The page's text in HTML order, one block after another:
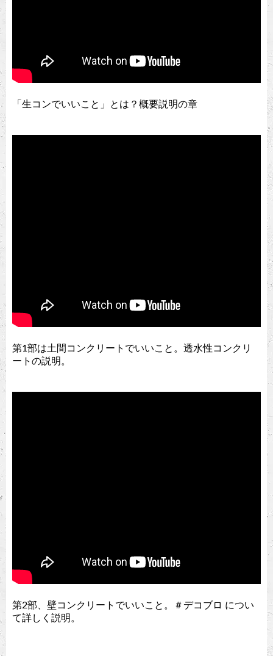
「生コンでいいこと」とは？概要説明の章
第1部は土間コンクリートでいいこと。透水性コンクリ
ートの説明。
第2部、壁コンクリートでいいこと。＃デコブロ につい
て詳しく説明。